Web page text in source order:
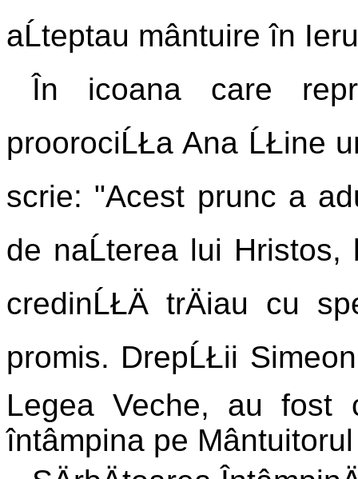
aĹteptau mântuire în
În icoana care
proorociĹŁa Ana ĹŁine
scrie: "Acest prunc a
de naĹterea lui Hristos,
credinĹŁÄ trÄiau cu
promis. DrepĹŁii
Legea Veche, au fost
întâmpina pe